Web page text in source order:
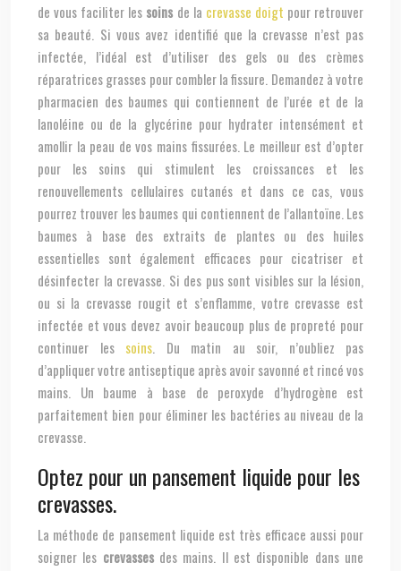
de vous faciliter les soins de la crevasse doigt pour retrouver
sa beauté. Si vous avez identifié que la crevasse n’est pas
infectée, l’idéal est d’utiliser des gels ou des crèmes
réparatrices grasses pour combler la fissure. Demandez à votre
pharmacien des baumes qui contiennent de l’urée et de la
lanoléine ou de la glycérine pour hydrater intensément et
amollir la peau de vos mains fissurées. Le meilleur est d’opter
pour les soins qui stimulent les croissances et les
renouvellements cellulaires cutanés et dans ce cas, vous
pourrez trouver les baumes qui contiennent de l’allantoïne. Les
baumes à base des extraits de plantes ou des huiles
essentielles sont également efficaces pour cicatriser et
désinfecter la crevasse. Si des pus sont visibles sur la lésion,
ou si la crevasse rougit et s’enflamme, votre crevasse est
infectée et vous devez avoir beaucoup plus de propreté pour
continuer les soins . Du matin au soir, n’oubliez pas
d’appliquer votre antiseptique après avoir savonné et rincé vos
mains. Un baume à base de peroxyde d’hydrogène est
parfaitement bien pour éliminer les bactéries au niveau de la
crevasse.
Optez pour un pansement liquide pour les
crevasses.
La méthode de pansement liquide est très efficace aussi pour
soigner les crevassesdes mains. Il est disponible dans une